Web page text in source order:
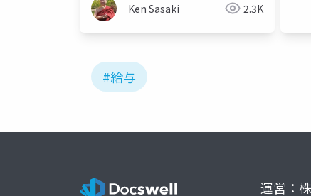
Ken Sasaki 2.3K
#給与
運営：